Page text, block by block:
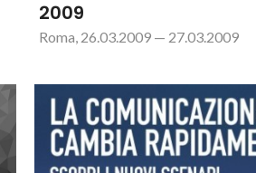
2009
Roma, 26.03.2009 — 27.03.2009